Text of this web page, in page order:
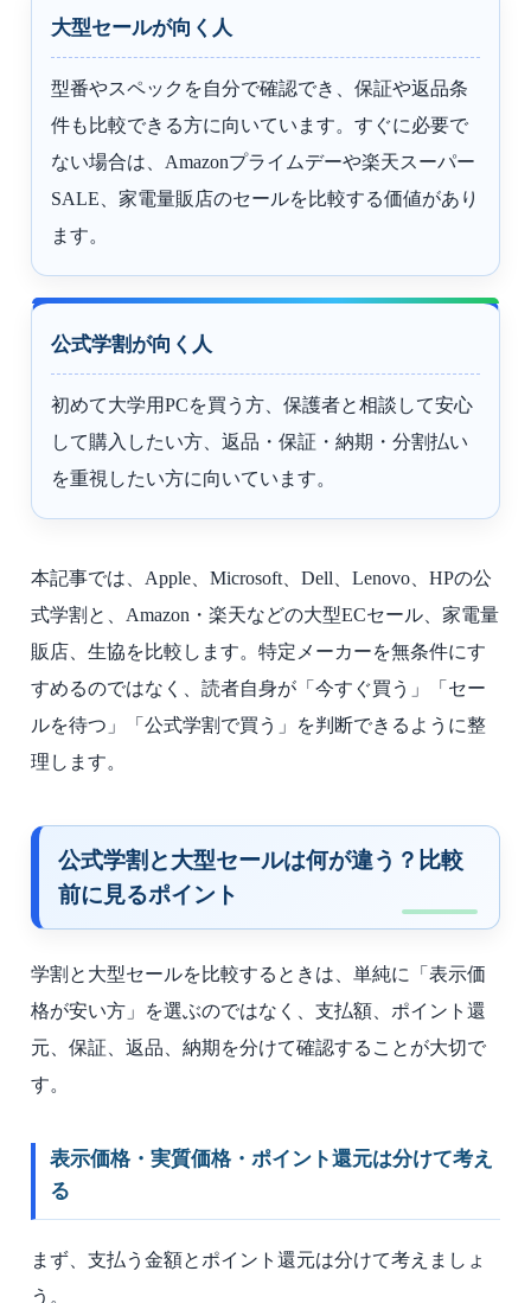
大型セールが向く人
型番やスペックを自分で確認でき、保証や返品条
件も比較できる方に向いています。すぐに必要で
ない場合は、Amazonプライムデーや楽天スーパー
SALE、家電量販店のセールを比較する価値があり
ます。
公式学割が向く人
初めて大学用PCを買う方、保護者と相談して安心
して購入したい方、返品・保証・納期・分割払い
を重視したい方に向いています。
本記事では、Apple、Microsoft、Dell、Lenovo、HPの公
式学割と、Amazon・楽天などの大型ECセール、家電量
販店、生協を比較します。特定メーカーを無条件にす
すめるのではなく、読者自身が「今すぐ買う」「セー
ルを待つ」「公式学割で買う」を判断できるように整
理します。
公式学割と大型セールは何が違う？比較
前に見るポイント
学割と大型セールを比較するときは、単純に「表示価
格が安い方」を選ぶのではなく、支払額、ポイント還
元、保証、返品、納期を分けて確認することが大切で
す。
表示価格・実質価格・ポイント還元は分けて考え
る
まず、支払う金額とポイント還元は分けて考えましょ
う。